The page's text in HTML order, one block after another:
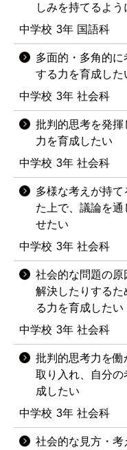
しみを持てるよう
中学校 3年 国語科
多面的・多角的
する力を育成した
中学校 3年 社会科
批判的思考を発揮
力を育成したい
中学校 3年 社会科
多様な考えが持
た上で、議論を
せたい
中学校 3年 社会科
社会的な問題の原
解決したりする
る力を育成したい
中学校 3年 社会科
批判的思考力を
取り入れ、自分
成したい
中学校 3年 社会科
社会的な見方・